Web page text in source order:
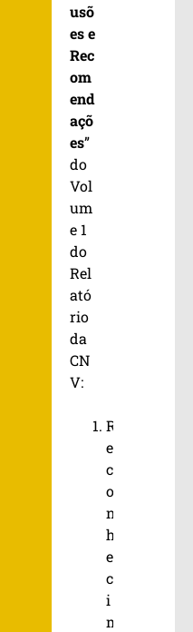
usõ
es e
Rec
om
end
açõ
es”
do
Vol
um
e 1
do
Rel
ató
rio
da
CN
V:
R
e
c
o
n
h
e
c
i
m